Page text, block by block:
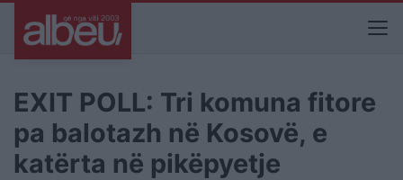
EXIT POLL: Tri komuna fitore
pa balotazh në Kosovë, e
katërta në pikëpyetje